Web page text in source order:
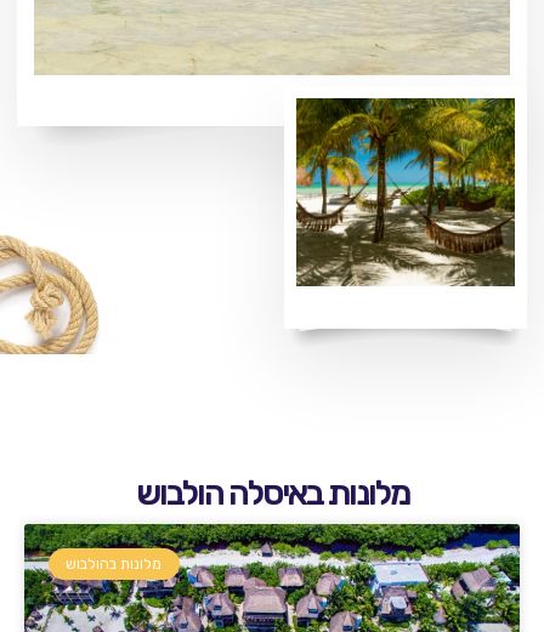
מלונות באיסלה הולבוש
מלונות בהולבוש